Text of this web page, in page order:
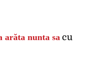
arăta nunta sa cu